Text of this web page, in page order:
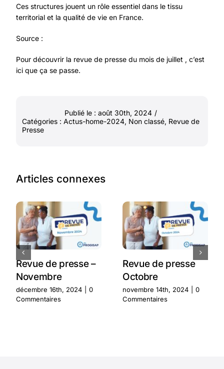
Ces structures jouent un rôle essentiel dans le tissu
territorial et la qualité de vie en France.
Source :
Pour découvrir la revue de presse du mois de juillet , c’est
ici que ça se passe.
Publié le : août 30th, 2024 /
Catégories : Actus-home-2024, Non classé, Revue de
Presse
Articles connexes
Revue de presse –
Novembre
décembre 16th, 2024
0
Commentaires
Revue de presse
Octobre
novembre 14th, 2024
0
Commentaires